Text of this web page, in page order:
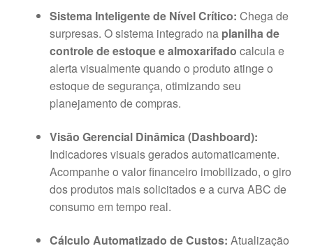
Sistema Inteligente de Nível Crítico: Chega de
surpresas. O sistema integrado na planilha de
controle de estoque e almoxarifado calcula e
alerta visualmente quando o produto atinge o
estoque de segurança, otimizando seu
planejamento de compras.
Visão Gerencial Dinâmica (Dashboard):
Indicadores visuais gerados automaticamente.
Acompanhe o valor financeiro imobilizado, o giro
dos produtos mais solicitados e a curva ABC de
consumo em tempo real.
Cálculo Automatizado de Custos: Atualização